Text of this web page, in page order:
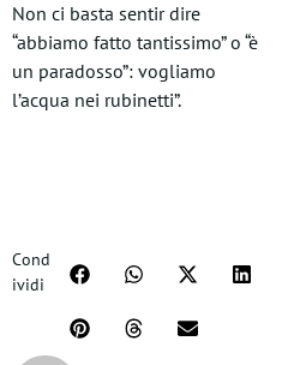
Non ci basta sentir dire
“abbiamo fatto tantissimo” o “è
un paradosso”: vogliamo
l’acqua nei rubinetti”.
Cond
ividi